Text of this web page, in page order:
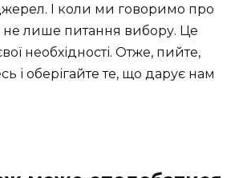
І коли ми говоримо про
не лише питання вибору. Це
необхідності. Отже, пийте,
і оберігайте те, що дарує нам